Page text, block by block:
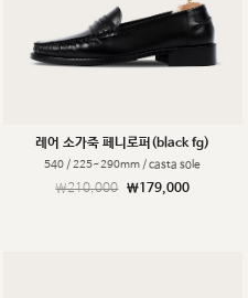
레어 소가죽 페니로퍼(black fg)
540 / 225~290mm / casta sole
￦210,000 ￦179,000